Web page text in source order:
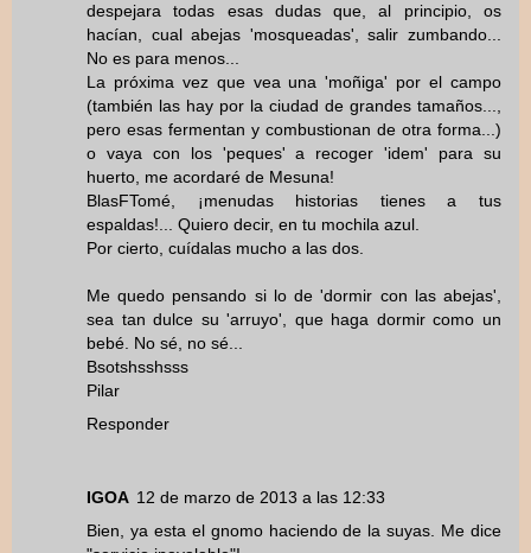
despejara todas esas dudas que, al principio, os
hacían, cual abejas 'mosqueadas', salir zumbando...
No es para menos...
La próxima vez que vea una 'moñiga' por el campo
(también las hay por la ciudad de grandes tamaños...,
pero esas fermentan y combustionan de otra forma...)
o vaya con los 'peques' a recoger 'idem' para su
huerto, me acordaré de Mesuna!
BlasFTomé, ¡menudas historias tienes a tus
espaldas!... Quiero decir, en tu mochila azul.
Por cierto, cuídalas mucho a las dos.
Me quedo pensando si lo de 'dormir con las abejas',
sea tan dulce su 'arruyo', que haga dormir como un
bebé. No sé, no sé...
Bsotshsshsss
Pilar
Responder
IGOA 12 de marzo de 2013 a las 12:33
Bien, ya esta el gnomo haciendo de la suyas. Me dice